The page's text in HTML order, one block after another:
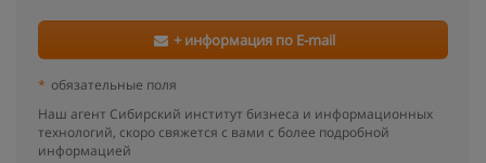
+ информация по E-mail
* обязательные поля
Наш агент Сибирский институт бизнеса и информационных
технологий, скоро свяжется с вами с более подробной
информацией